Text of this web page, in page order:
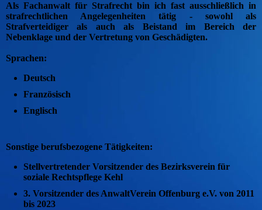
Als Fachanwalt für Strafrecht bin ich fast ausschließlich in
strafrechtlichen Angelegenheiten tätig - sowohl als
Strafverteidiger als auch als Beistand im Bereich der
Nebenklage und der Vertretung von Geschädigten.
Sprachen:
Deutsch
Französisch
Englisch
Sonstige berufsbezogene Tätigkeiten:
Stellvertretender Vorsitzender des Bezirksverein für
soziale Rechtspflege Kehl
3. Vorsitzender des AnwaltVerein Offenburg e.V. von 2011
bis 2023